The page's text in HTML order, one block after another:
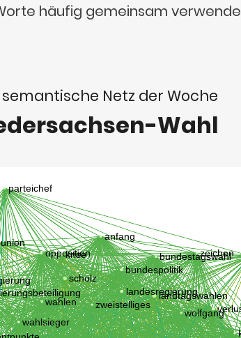
häufig gemeinsam
semantische Netz der Woche
Wahl